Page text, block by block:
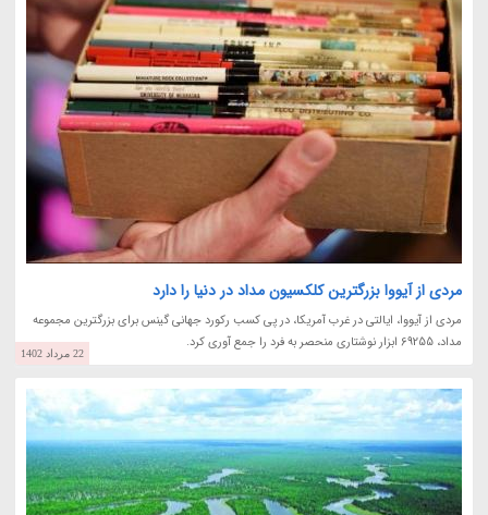
مردی از آیووا بزرگترین کلکسیون مداد در دنیا را دارد
مردی از آیووا، ایالتی در غرب آمریکا، در پی کسب رکورد جهانی گینس برای بزرگترین مجموعه
مداد، 69255 ابزار نوشتاری منحصر به فرد را جمع آوری کرد.
22 مرداد 1402